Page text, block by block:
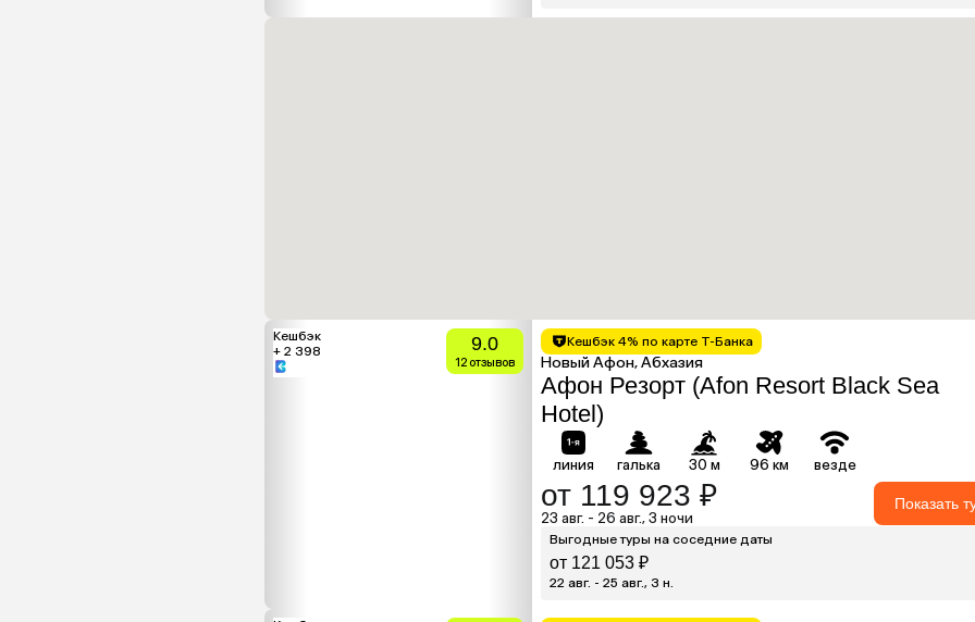
Кешбэк
+ 2 398
9.0
12 отзывов
Кешбэк 4% по карте Т-Банка
Новый Афон, Абхазия
Афон Резорт (Afon Resort Black Sea
Hotel)
линия галька 30 м 96 км везде
от 119 923 ₽
23 авг. - 26 авг., 3 ночи
Показать
Выгодные туры на соседние даты
от 121 053 ₽
22 авг. - 25 авг., 3 н.